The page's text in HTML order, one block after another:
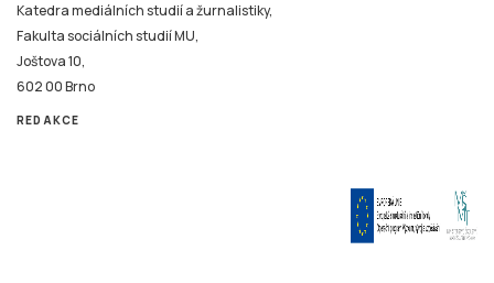
Katedra mediálních studií a žurnalistiky,
Fakulta sociálních studií MU,
Joštova 10,
602 00 Brno
REDAKCE